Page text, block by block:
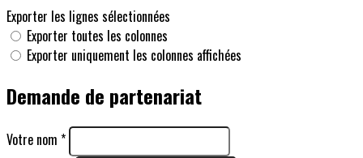
Exporter les lignes sélectionnées
Exporter toutes les colonnes
Exporter uniquement les colonnes affichées
Demande de partenariat
Votre nom *